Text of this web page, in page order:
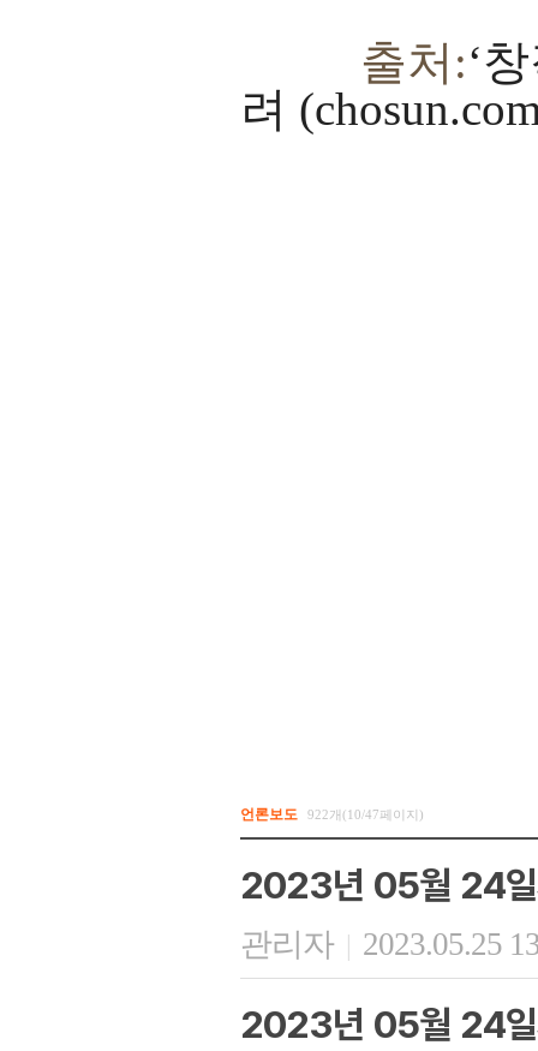
출처:‘
려
언론보도 922개(10/47페이지)
2023년 05월 24일
관리자 | 2023.05.25
2023년 05월 24일